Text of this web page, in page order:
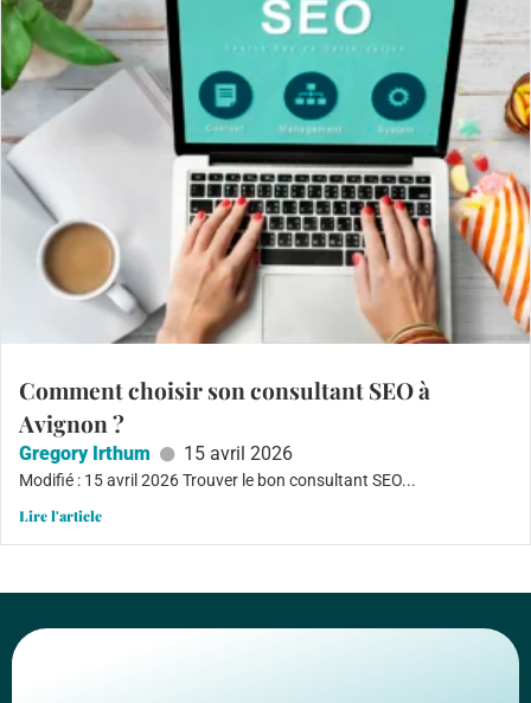
Comment choisir son consultant SEO à
Avignon ?
Gregory Irthum 15 avril 2026
Modifié : 15 avril 2026 Trouver le bon consultant SEO...
Lire l'article